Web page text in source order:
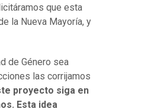
que esta
la Nueva Mayoría, y
de Género sea
las corrijamos
proyecto siga en
Esta idea